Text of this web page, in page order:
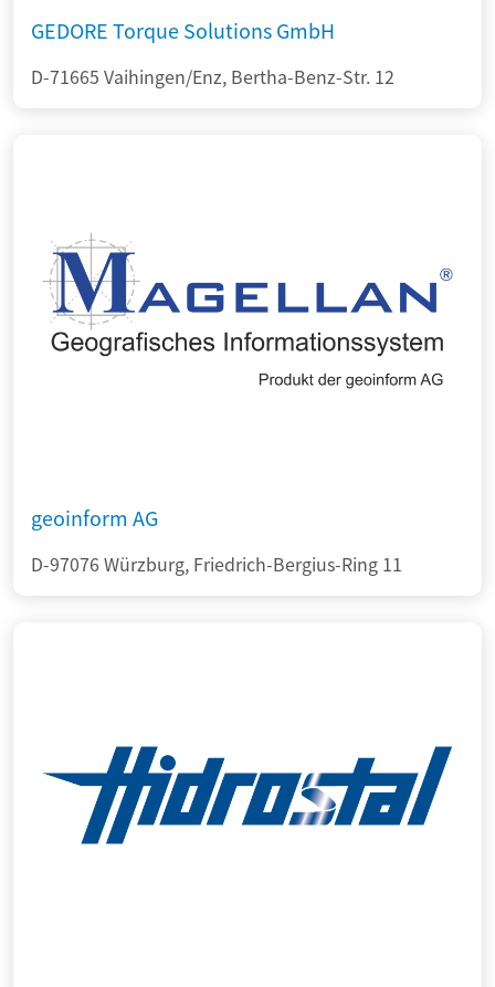
GEDORE Torque Solutions GmbH
D-71665 Vaihingen/Enz, Bertha-Benz-Str. 12
geoinform AG
D-97076 Würzburg, Friedrich-Bergius-Ring 11